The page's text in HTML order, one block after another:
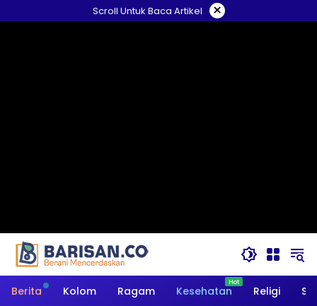
ke
Scroll Untuk Baca Artikel ×
Berita Kolom Ragam Kesehatan Religi